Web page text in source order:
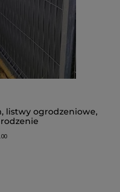
listwy ogrodzeniowe,